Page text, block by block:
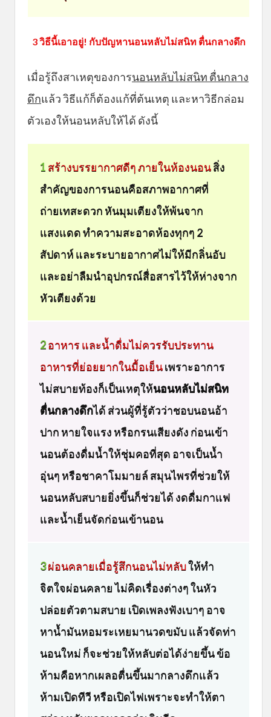
3 วิธีนี้เอาอยู่! กับปัญหานอนหลับไม่สนิท ตื่นกลางดึก
เมื่อรู้ถึงสาเหตุของการนอนหลับไม่สนิท ตื่นกลาง
ดึกแล้ว วิธีแก้ก็ต้องแก้ที่ต้นเหตุ และหาวิธีกล่อม
ตัวเองให้นอนหลับให้ได้ ดังนี้
1 สร้างบรรยากาศดีๆ ภายในห้องนอนสิ่ง
สำคัญของการนอนคือสภาพอากาศที่
ถ่ายเทสะดวก หันมุมเตียงให้พ้นจาก
แสงแดด ทำความสะอาดห้องทุกๆ 2
สัปดาห์ และระบายอากาศไม่ให้มีกลิ่นอับ
และอย่าลืมนำอุปกรณ์สื่อสารไว้ให้ห่างจาก
หัวเตียงด้วย
2อาหาร และน้ำดื่มไม่ควรรับประทาน
อาหารที่ย่อยยากในมื้อเย็นเพราะอาการ
ไม่สบายท้องก็เป็นเหตุให้นอนหลับไม่สนิท
ตื่นกลางดึกได้ ส่วนผู้ที่รู้ตัวว่าชอบนอนอ้า
ปาก หายใจแรง หรือกรนเสียงดัง ก่อนเข้า
นอนต้องดื่มน้ำให้ชุ่มคอที่สุด อาจเป็นน้ำ
อุ่นๆ หรือชาคาโมมายล์ สมุนไพรที่ช่วยให้
นอนหลับสบายยิ่งขึ้นก็ช่วยได้ งดดื่มกาแฟ
และน้ำเย็นจัดก่อนเข้านอน
3ผ่อนคลายเมื่อรู้สึกนอนไม่หลับให้ทำ
จิตใจผ่อนคลาย ไม่คิดเรื่องต่างๆ ในหัว
ปล่อยตัวตามสบาย เปิดเพลงฟังเบาๆ อาจ
หาน้ำมันหอมระเหยมานวดขมับ แล้วจัดท่า
นอนใหม่ ก็จะช่วยให้หลับต่อได้ง่ายขึ้น ข้อ
ห้ามคือหากเผลอตื่นขึ้นมากลางดึกแล้ว
ห้ามเปิดทีวี หรือเปิดไฟเพราะจะทำให้ตา